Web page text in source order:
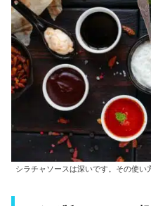
シラチャソースは深いです。その使い